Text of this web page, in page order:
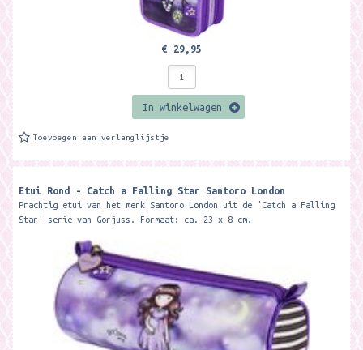
€ 29,95
In winkelwagen
Toevoegen aan verlanglijstje
Etui Rond - Catch a Falling Star Santoro London
Prachtig etui van het merk Santoro London uit de 'Catch a Falling
Star' serie van Gorjuss. Formaat: ca. 23 x 8 cm.